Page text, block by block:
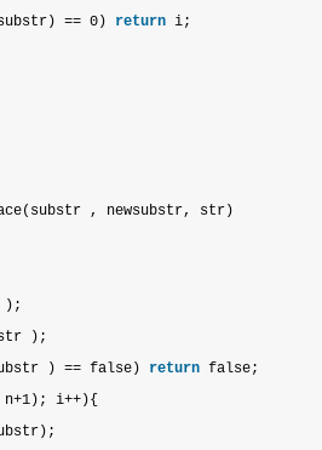
) == 0) return i;
( substr , newsubstr, str)
);
);
) == false) return false;
n+1); i++){
);